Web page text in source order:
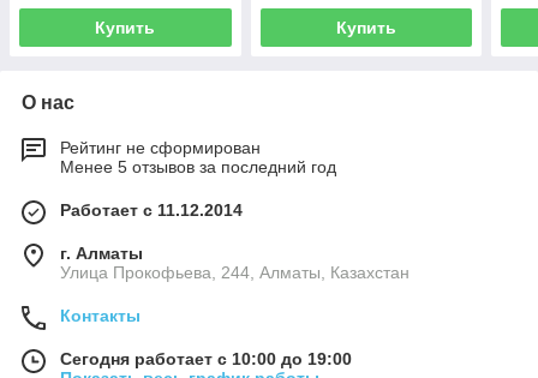
Купить Купить
О нас
Рейтинг не сформирован
Менее 5 отзывов за последний год
Работает с 11.12.2014
г. Алматы
​Улица Прокофьева, 244, Алматы, Казахстан
Контакты
Сегодня работает с 10:00 до 19:00